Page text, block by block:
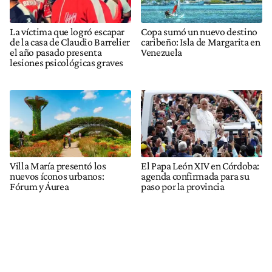
La víctima que logró escapar
de la casa de Claudio Barrelier
el año pasado presenta
lesiones psicológicas graves
Copa sumó un nuevo destino
caribeño: Isla de Margarita en
Venezuela
Villa María presentó los
nuevos íconos urbanos:
Fórum y Áurea
El Papa León XIV en Córdoba:
agenda confirmada para su
paso por la provincia